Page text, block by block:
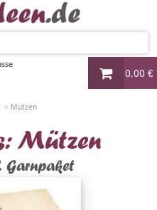
0,00 €
» Mützen
Mützen